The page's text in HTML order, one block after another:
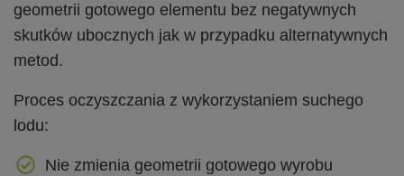
geometrii gotowego elementu bez negatywnych
skutków ubocznych jak w przypadku alternatywnych
metod.
Proces oczyszczania z wykorzystaniem suchego
lodu:
Nie zmienia geometrii gotowego wyrobu